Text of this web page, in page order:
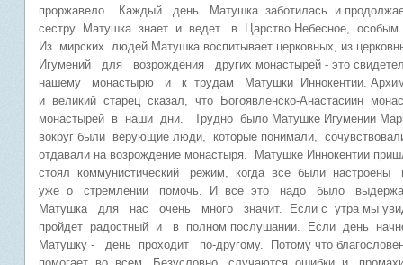
проржавело. Каждый день Матушка заботилась и
сестру Матушка знает и ведет в Царство Небесное,
Из мирских людей Матушка воспитывает церковных, из
Игумений для возрождения других монастырей - это
нашему монастырю и к трудам Матушки Иннокентии.
и великий старец сказал, что Богоявленско-Анастасиин
монастырей в наши дни. Трудно было Матушке Игумении
вокруг были верующие люди, которые понимали,
отдавали на возрождение монастыря. Матушке Иннокентии
стоял коммунистический режим, когда все были
уже о стремлении помочь. И всё это надо было
Матушка для нас очень много значит. Если с утра мы
пройдет радостный и в полном послушании. Если день
Матушку - день проходит по-другому. Потому что